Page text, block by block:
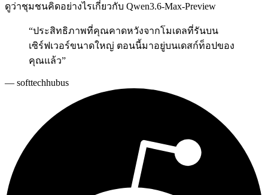
ดูว่าชุมชนคิดอย่างไรเกี่ยวกับ Qwen3.6-Max-Preview
“ประสิทธิภาพที่คุณคาดหวังจากโมเดลที่รันบน
เซิร์ฟเวอร์ขนาดใหญ่ ตอนนี้มาอยู่บนเดสก์ท็อปของ
คุณแล้ว”
— softtechhubus